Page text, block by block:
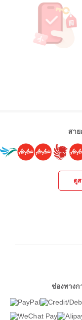
สา
ดู
ช่องทาง